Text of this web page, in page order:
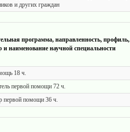
и других граждан
программа, направленность, профиль,
наименование научной специальности
18 ч.
первой помощи 72 ч.
первой помощи 36 ч.